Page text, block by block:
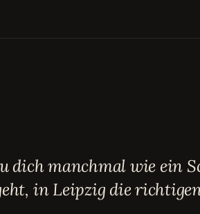
dich manchmal wie ein
in Leipzig die